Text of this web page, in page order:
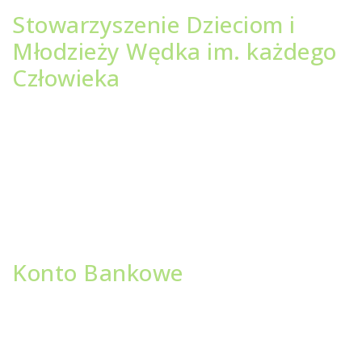
Stowarzyszenie Dzieciom i
Młodzieży Wędka im. każdego
Człowieka
Konto Bankowe